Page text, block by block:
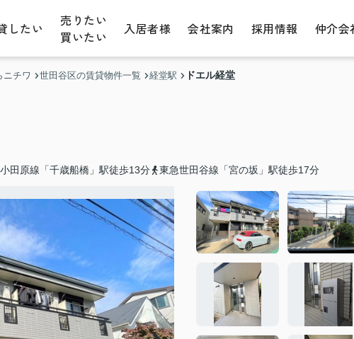
したい
売りたい
買いたい
入居者様 会社案内 採用情報 仲介会
ニチワ 世田谷区の賃貸物件一覧 経堂駅 ドエル経堂
田原線「千歳船橋」駅徒歩13分 東急世田谷線「宮の坂」駅徒歩17分